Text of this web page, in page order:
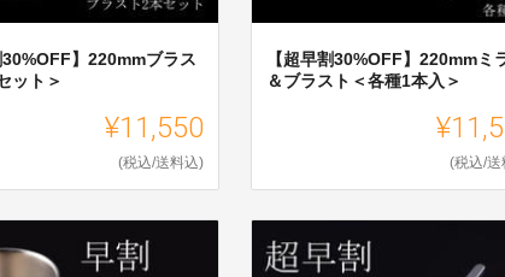
30%OFF】220mmブラス
ット＞
¥11,550
(税込/送料込)
【超早割30%OFF】220mmミ
＆ブラスト＜各種1本入＞
(税込/送